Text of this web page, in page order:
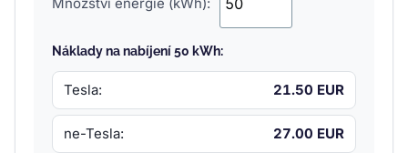
Náklady na nabíjení 50 kWh:
Tesla: 21.50 EUR
ne-Tesla: 27.00 EUR